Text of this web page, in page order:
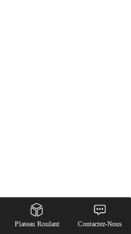
Contactez-Nous
Plateau Roulant